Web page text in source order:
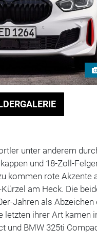
unter anderem
und 18-Zoll-
kommen rote Akzente
am Heck. Die
Jahren als
letzten ihrer Art kamen
und BMW 325ti